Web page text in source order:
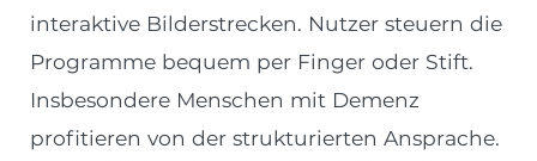
interaktive Bilderstrecken. Nutzer steuern die
Programme bequem per Finger oder Stift.
Insbesondere Menschen mit Demenz
profitieren von der strukturierten Ansprache.